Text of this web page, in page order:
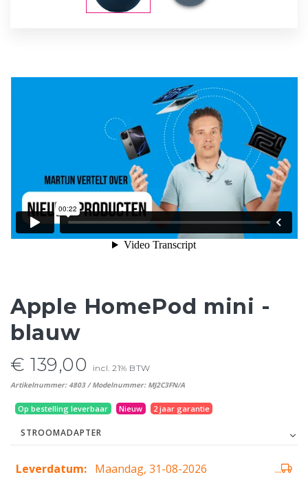
Apple HomePod mini -
blauw
€ 139,00 incl. 21% BTW
Artikelnummer: 4803 / Modelnummer: MJ2C3FN/A
Op bestelling leverbaar Nieuw 2 jaar garantie
STROOMADAPTER
Leverdatum: Maandag, 31-08-2026 ...